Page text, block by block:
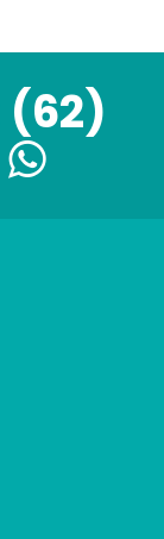
(62)